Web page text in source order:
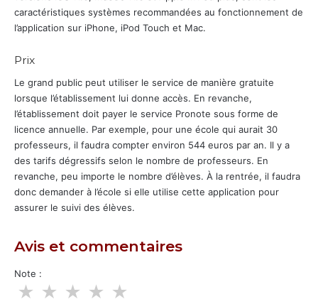
caractéristiques systèmes recommandées au fonctionnement de
l’application sur iPhone, iPod Touch et Mac.
Prix
Le grand public peut utiliser le service de manière gratuite
lorsque l’établissement lui donne accès. En revanche,
l’établissement doit payer le service Pronote sous forme de
licence annuelle. Par exemple, pour une école qui aurait 30
professeurs, il faudra compter environ 544 euros par an. Il y a
des tarifs dégressifs selon le nombre de professeurs. En
revanche, peu importe le nombre d’élèves. À la rentrée, il faudra
donc demander à l’école si elle utilise cette application pour
assurer le suivi des élèves.
Avis et commentaires
Note :
★
★
★
★
★